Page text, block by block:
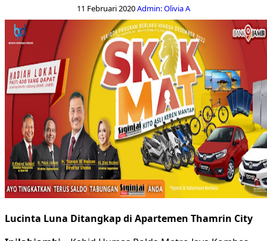
11 Februari 2020Admin: Olivia A
Lucinta Luna Ditangkap di Apartemen Thamrin City